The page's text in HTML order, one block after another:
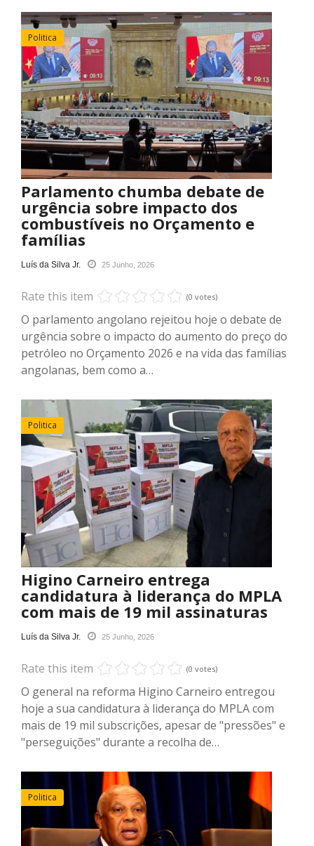
Politica
Parlamento chumba debate de
urgência sobre impacto dos
combustíveis no Orçamento e
famílias
Luís da Silva Jr. 25 Junho, 2026
Rate this item (0 votes)
O parlamento angolano rejeitou hoje o debate de
urgência sobre o impacto do aumento do preço do
petróleo no Orçamento 2026 e na vida das famílias
angolanas, bem como a…
Politica
Higino Carneiro entrega
candidatura à liderança do MPLA
com mais de 19 mil assinaturas
Luís da Silva Jr. 25 Junho, 2026
Rate this item (0 votes)
O general na reforma Higino Carneiro entregou
hoje a sua candidatura à liderança do MPLA com
mais de 19 mil subscrições, apesar de "pressões" e
"perseguições" durante a recolha de…
Politica